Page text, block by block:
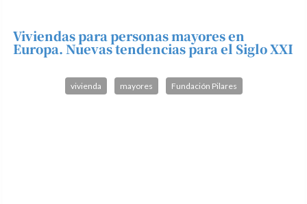
Viviendas para personas mayores en
Europa. Nuevas tendencias para el Siglo XXI
vivienda mayores Fundación Pilares